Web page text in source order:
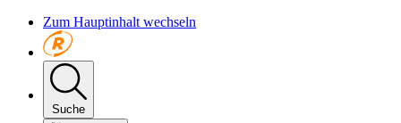
Zum Hauptinhalt wechseln
Suche